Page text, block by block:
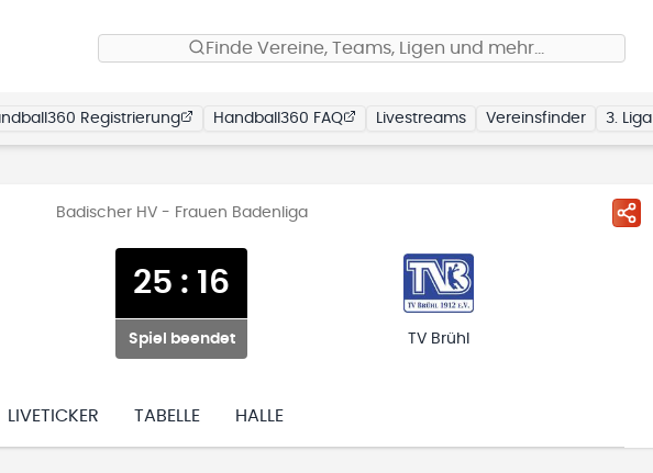
Finde Vereine, Teams, Ligen und mehr…
Registrierung Handball360 FAQ Livestreams Vereinsfinder 3. Liga
Badischer HV - Frauen Badenliga
25 : 16
Spiel beendet TV Brühl
LIVETICKER TABELLE HALLE